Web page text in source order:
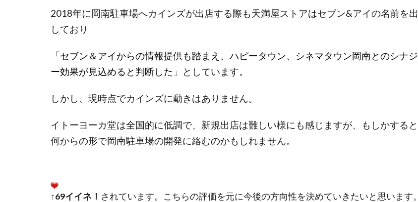
2018年に岡南駐車場へカインズが出店する際も天満屋ストアはセブン&アイの名前を出
しており
「セブン＆アイからの情報提供も踏まえ、ハピータウン、シネマタウン岡南とのシナジ
ー効果が見込めると判断した 」としています。
しかし、現時点でカインズに動きはありません。
イトーヨーカ堂は全国的に低調で、新規出店は難しい様にも感じますが、もしかすると
何からの形で岡南駐車場の開発に絡むのかもしれません。
↑69イイネ！ されています。こちらの評価を元に今後の方向性を決めていきたいと思います。